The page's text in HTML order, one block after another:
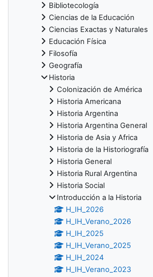
Bibliotecología
Ciencias de la Educación
Ciencias Exactas y Naturales
Educación Física
Filosofía
Geografía
Historia
Colonización de América
Historia Americana
Historia Argentina
Historia Argentina General
Historia de Asia y Africa
Historia de la Historiografía
Historia General
Historia Rural Argentina
Historia Social
Introducción a la Historia
H_IH_2026
H_IH_Verano_2026
H_IH_2025
H_IH_Verano_2025
H_IH_2024
H_IH_Verano_2023